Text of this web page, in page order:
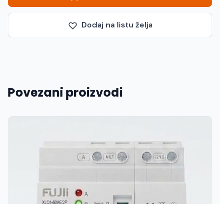
Dodaj na listu želja
Povezani proizvodi